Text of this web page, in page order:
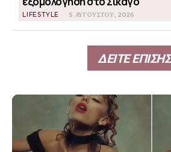
LIFESTYLE 5 ΑΥΓΟΎΣΤΟΥ, 2026
ΔΕΙΤΕ ΕΠΙΣΗΣ